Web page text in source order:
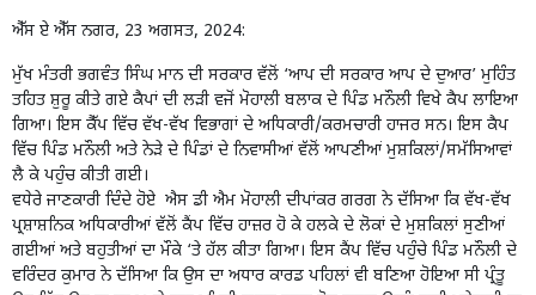
ਐੱਸ ਏ ਐੱਸ ਨਗਰ, 23 ਅਗਸਤ, 2024:
ਮੁੱਖ ਮੰਤਰੀ ਭਗਵੰਤ ਸਿੰਘ ਮਾਨ ਦੀ ਸਰਕਾਰ ਵੱਲੋਂ ‘ਆਪ ਦੀ ਸਰਕਾਰ ਆਪ ਦੇ ਦੁਆਰ’ ਮੁਹਿੰਤ
ਤਹਿਤ ਸ਼ੁਰੂ ਕੀਤੇ ਗਏ ਕੈਪਾਂ ਦੀ ਲੜੀ ਵਜੋਂ ਮੋਹਾਲੀ ਬਲਾਕ ਦੇ ਪਿੰਡ ਮਨੌਲੀ ਵਿਖੇ ਕੈਪ ਲਾਇਆ
ਗਿਆ। ਇਸ ਕੈੱਪ ਵਿੱਚ ਵੱਖ-ਵੱਖ ਵਿਭਾਗਾਂ ਦੇ ਅਧਿਕਾਰੀ/ਕਰਮਚਾਰੀ ਹਾਜਰ ਸਨ। ਇਸ ਕੈਪ
ਵਿੱਚ ਪਿੰਡ ਮਨੌਲੀ ਅਤੇ ਨੇੜੇ ਦੇ ਪਿੰਡਾਂ ਦੇ ਨਿਵਾਸੀਆਂ ਵੱਲੋਂ ਆਪਣੀਆਂ ਮੁਸ਼ਕਿਲਾਂ/ਸਮੱਸਿਆਵਾਂ
ਲੈ ਕੇ ਪਹੁੰਚ ਕੀਤੀ ਗਈ।
ਵਧੇਰੇ ਜਾਣਕਾਰੀ ਦਿੰਦੇ ਹੋਏ ਐਸ ਡੀ ਐਮ ਮੋਹਾਲੀ ਦੀਪਾਂਕਰ ਗਰਗ ਨੇ ਦੱਸਿਆ ਕਿ ਵੱਖ-ਵੱਖ
ਪ੍ਰਸ਼ਾਸ਼ਨਿਕ ਅਧਿਕਾਰੀਆਂ ਵੱਲੋਂ ਕੈਂਪ ਵਿੱਚ ਹਾਜ਼ਰ ਹੋ ਕੇ ਹਲਕੇ ਦੇ ਲੋਕਾਂ ਦੇ ਮੁਸ਼ਕਿਲਾਂ ਸੁਣੀਆਂ
ਗਈਆਂ ਅਤੇ ਬਹੁਤੀਆਂ ਦਾ ਮੌਕੇ ‘ਤੇ ਹੱਲ ਕੀਤਾ ਗਿਆ। ਇਸ ਕੈਂਪ ਵਿੱਚ ਪਹੁੰਚੇ ਪਿੰਡ ਮਨੌਲੀ ਦੇ
ਵਰਿੰਦਰ ਕੁਮਾਰ ਨੇ ਦੱਸਿਆ ਕਿ ਉਸ ਦਾ ਅਧਾਰ ਕਾਰਡ ਪਹਿਲਾਂ ਵੀ ਬਣਿਆ ਹੋਇਆ ਸੀ ਪ੍ਰੰਤੂ